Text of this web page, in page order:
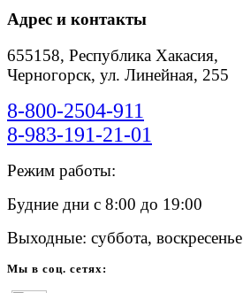
Адрес и контакты
655158, Республика Хакасия,
Черногорск, ул. Линейная, 255
8-800-2504-911
8-983-191-21-01
Режим работы:
Будние дни с 8:00 до 19:00
Выходные: суббота, воскресенье
Мы в соц. сетях: